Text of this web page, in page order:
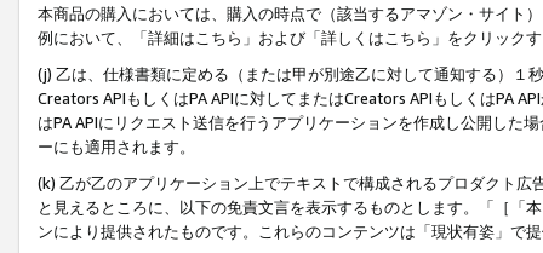
本商品の購入においては、購入の時点で（該当するアマゾン・サイト
例において、「詳細はこちら」および「詳しくはこちら」をクリック
(j) 乙は、仕様書類に定める（または甲が別途乙に対して通知する）
Creators APIもしくはPA APIに対してまたはCreators APIもしくはPA
はPA APIにリクエスト送信を行うアプリケーションを作成し公開した
ーにも適用されます。
(k) 乙が乙のアプリケーション上でテキストで構成されるプロダクト
と見えるところに、以下の免責文言を表示するものとします。「［「
ンにより提供されたものです。これらのコンテンツは「現状有姿」で